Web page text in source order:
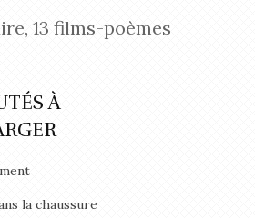
13 films-poèmes
À
la chaussure